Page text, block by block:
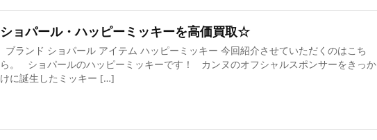
ショパール・ハッピーミッキーを高価買取☆
ブランド ショパール アイテム ハッピーミッキー 今回紹介させていただくのはこち
ら。 ショパールのハッピーミッキーです！ カンヌのオフシャルスポンサーをきっか
けに誕生したミッキー […]